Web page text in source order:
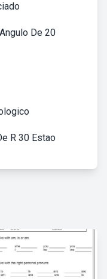
De 20
R 30 Estao